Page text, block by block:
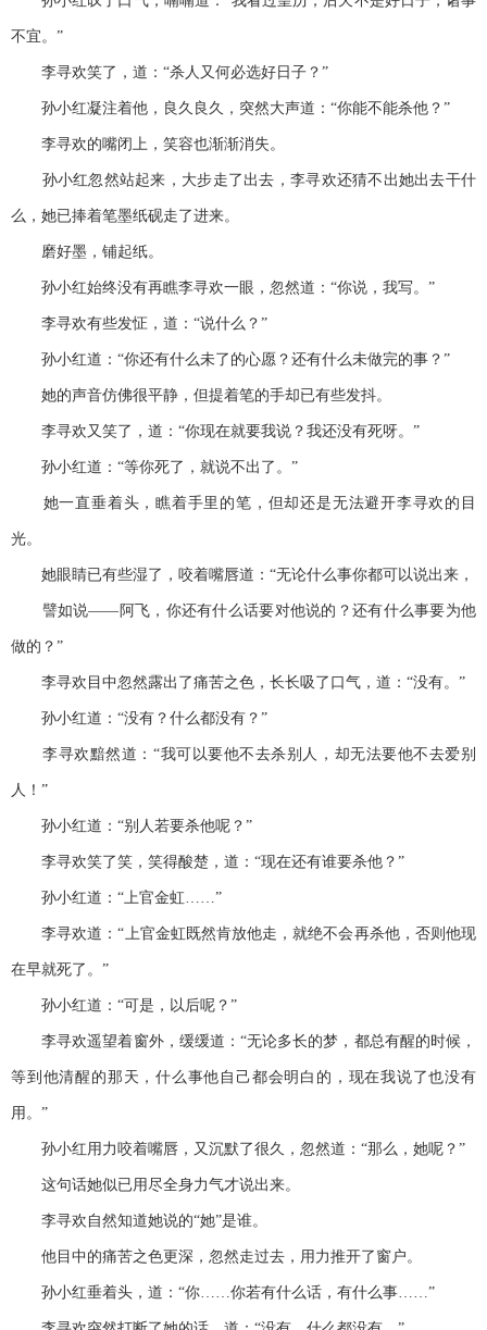
不宜。”
李寻欢笑了，道：“杀人又何必选好日子？”
孙小红凝注着他，良久良久，突然大声道：“你能不能杀他？”
李寻欢的嘴闭上，笑容也渐渐消失。
孙小红忽然站起来，大步走了出去，李寻欢还猜不出她出去干什
么，她已捧着笔墨纸砚走了进来。
磨好墨，铺起纸。
孙小红始终没有再瞧李寻欢一眼，忽然道：“你说，我写。”
李寻欢有些发怔，道：“说什么？”
孙小红道：“你还有什么未了的心愿？还有什么未做完的事？”
她的声音仿佛很平静，但提着笔的手却已有些发抖。
李寻欢又笑了，道：“你现在就要我说？我还没有死呀。”
孙小红道：“等你死了，就说不出了。”
她一直垂着头，瞧着手里的笔，但却还是无法避开李寻欢的目
光。
她眼睛已有些湿了，咬着嘴唇道：“无论什么事你都可以说出来，
譬如说——阿飞，你还有什么话要对他说的？还有什么事要为他
做的？”
李寻欢目中忽然露出了痛苦之色，长长吸了口气，道：“没有。”
孙小红道：“没有？什么都没有？”
李寻欢黯然道：“我可以要他不去杀别人，却无法要他不去爱别
人！”
孙小红道：“别人若要杀他呢？”
李寻欢笑了笑，笑得酸楚，道：“现在还有谁要杀他？”
孙小红道：“上官金虹……”
李寻欢道：“上官金虹既然肯放他走，就绝不会再杀他，否则他现
在早就死了。”
孙小红道：“可是，以后呢？”
李寻欢遥望着窗外，缓缓道：“无论多长的梦，都总有醒的时候，
等到他清醒的那天，什么事他自己都会明白的，现在我说了也没有
用。”
孙小红用力咬着嘴唇，又沉默了很久，忽然道：“那么，她呢？”
这句话她似已用尽全身力气才说出来。
李寻欢自然知道她说的“她”是谁。
他目中的痛苦之色更深，忽然走过去，用力推开了窗户。
孙小红垂着头，道：“你……你若有什么话，有什么事……”